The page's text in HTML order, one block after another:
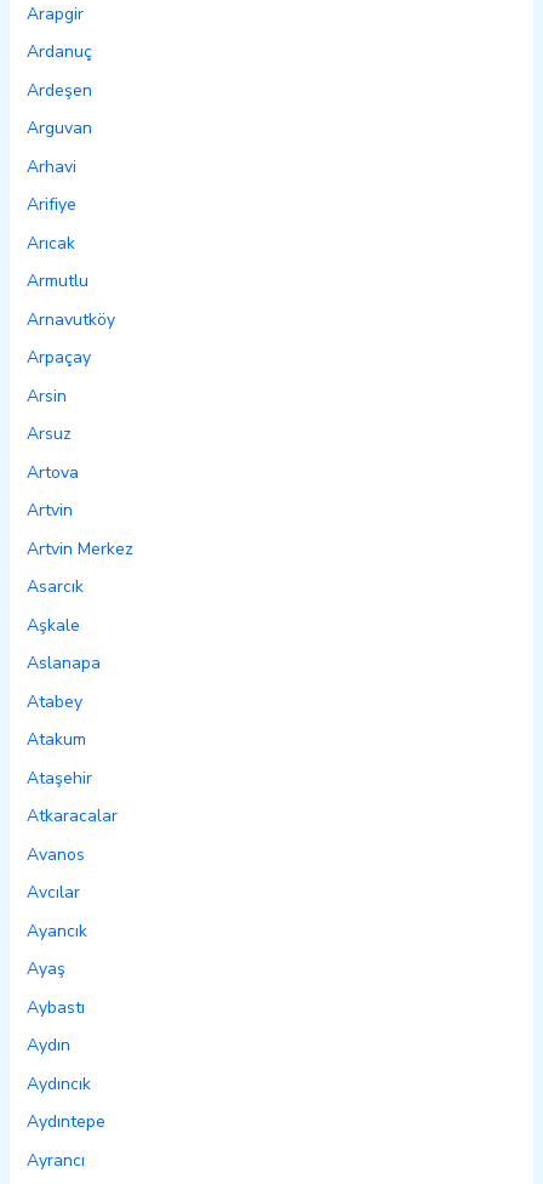
Arapgir
Ardanuç
Ardeşen
Arguvan
Arhavi
Arifiye
Arıcak
Armutlu
Arnavutköy
Arpaçay
Arsin
Arsuz
Artova
Artvin
Artvin Merkez
Asarcık
Aşkale
Aslanapa
Atabey
Atakum
Ataşehir
Atkaracalar
Avanos
Avcılar
Ayancık
Ayaş
Aybastı
Aydın
Aydıncık
Aydıntepe
Ayrancı